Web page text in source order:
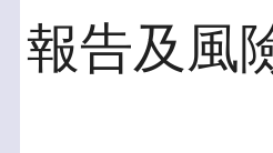
報告及風